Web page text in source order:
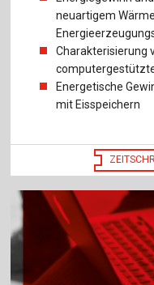
neuartigem
Charakterisierung
Energetische
mit Eisspeichern